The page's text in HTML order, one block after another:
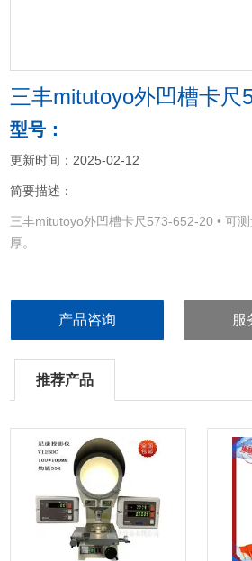
三丰mitutoyo外凹槽卡尺
型号：
更新时间：2025-02-12
简要描述：
三丰mitutoyo外凹槽卡尺573-652-20 • 可
厚。
产品咨询 服
推荐产品